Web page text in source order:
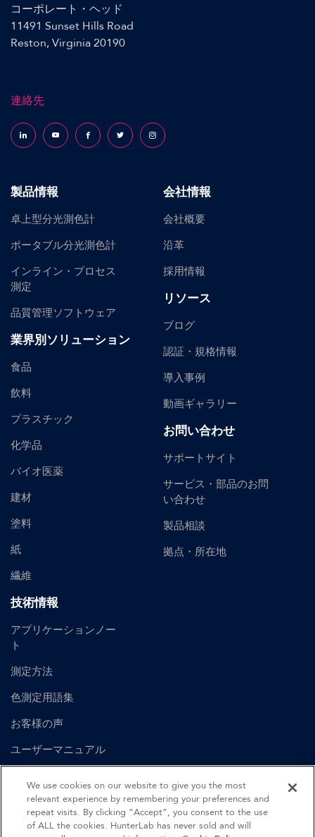
コーポレート・ヘッド
11491 Sunset Hills Road
Reston, Virginia 20190
連絡先
Follow us on LinkedInFollow us on YouTubeFollow us on Facebook
Follow us on X (formerly Twitter)
Follow us on Instagram
製品情報
卓上型分光測色計
ポータブル分光測色計
インライン・プロセス
測定
品質管理ソフトウェア
業界別ソリューション
食品
飲料
プラスチック
化学品
バイオ医薬
建材
塗料
紙
繊維
技術情報
アプリケーションノー
ト
測定方法
色測定用語集
お客様の声
ユーザーマニュアル
会社情報
会社概要
沿革
採用情報
リソース
ブログ
認証・規格情報
導入事例
動画ギャラリー
お問い合わせ
サポートサイト
サービス・部品のお問
い合わせ
製品相談
拠点・所在地
English Spanish British English German
©2026Hunter Associates Laboratory, Inc.
We use cookies on our website to give you the most
relevant experience by remembering your preferences and
repeat visits. By clicking “Accept”, you consent to the use
of ALL the cookies. HunterLab has never sold and will